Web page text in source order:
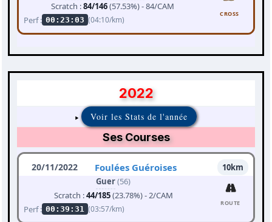
Scratch :84/146(57.53%) - 84/CAM
Perf : 00:23:03 (04:10/km)
CROSS
2022
Voir les Stats de l'année
Ses Courses
20/11/2022 Foulées Guéroises
10km
Guer(56)
Scratch :44/185(23.78%) - 2/CAM
Perf : 00:39:31 (03:57/km)
ROUTE